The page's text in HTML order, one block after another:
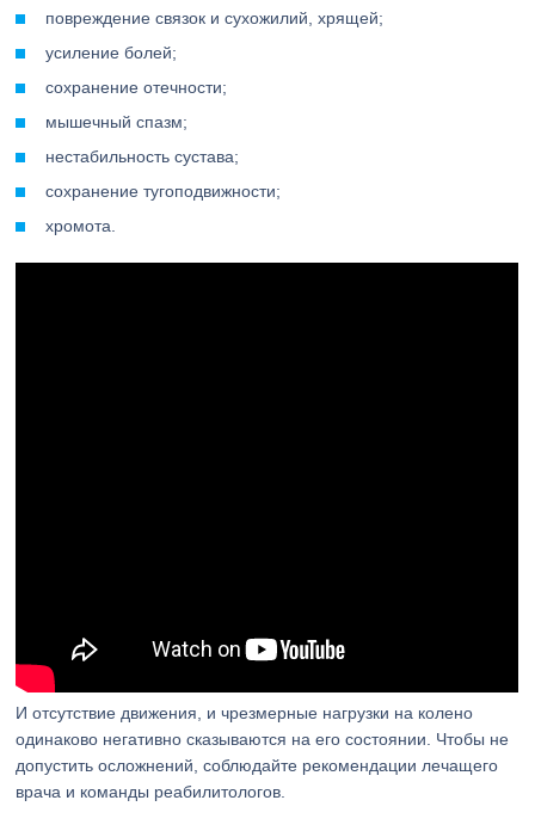
повреждение связок и сухожилий, хрящей;
усиление болей;
сохранение отечности;
мышечный спазм;
нестабильность сустава;
сохранение тугоподвижности;
хромота.
И отсутствие движения, и чрезмерные нагрузки на колено
одинаково негативно сказываются на его состоянии. Чтобы не
допустить осложнений, соблюдайте рекомендации лечащего
врача и команды реабилитологов.